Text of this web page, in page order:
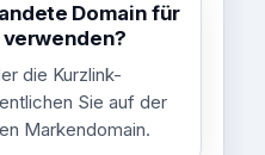
Domain für
die Kurzlink-
Sie auf der
Markendomain.